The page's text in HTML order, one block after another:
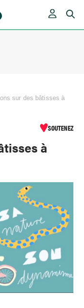
sur des bâtisses à
SOUTENEZ
à